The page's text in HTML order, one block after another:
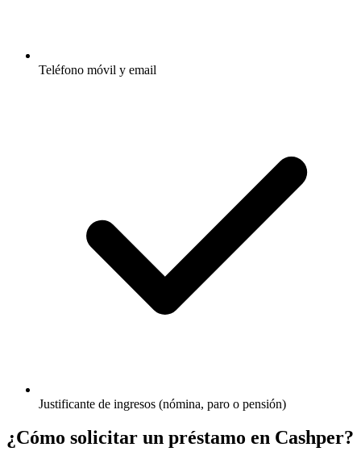
Teléfono móvil y email
Justificante de ingresos (nómina, paro o pensión)
¿Cómo solicitar un préstamo en Cashper?